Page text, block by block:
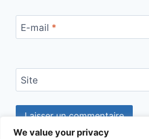
We value your privacy
E-mail *
Site